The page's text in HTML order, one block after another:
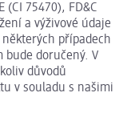
(CI 75470), FD&C
a výživové údaje
případech
bude doručený. V
důvodů
v souladu s našimi